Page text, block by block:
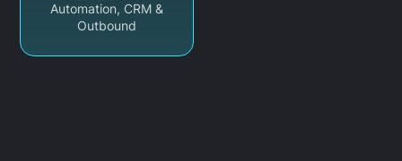
Automation, CRM &
Outbound